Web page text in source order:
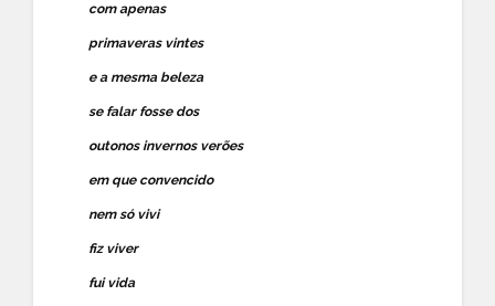
com apenas
primaveras vintes
e a mesma beleza
se falar fosse dos
outonos invernos verões
em que convencido
nem só vivi
fiz viver
fui vida